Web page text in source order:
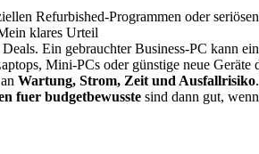
Refurbished-Programmen oder
klares Urteil
Ein gebrauchter Business-PC kann
Mini-PCs oder günstige neue Geräte
Wartung, Strom, Zeit und Ausfallrisiko
fuer budgetbewusste sind dann gut,